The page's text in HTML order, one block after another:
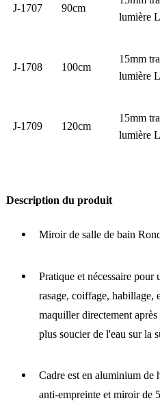
J-1707 90cm
lumière
J-1708 100cm
15mm
lumière
J-1709 120cm
15mm
lumière
Description du produit
Miroir de salle de bain
Pratique et nécessaire pour
rasage, coiffage, habillage,
maquiller directement
plus soucier de l'eau sur la
Cadre est en aluminium de
anti-empreinte et miroir de